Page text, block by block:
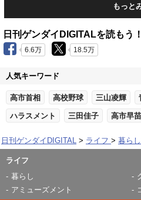
もっと
日刊ゲンダイDIGITALを読もう！
6.6万 18.5万
人気キーワード
高市首相 高校野球 三山凌輝
ハラスメント 三田佳子 高市早苗
日刊ゲンダイDIGITAL ライフ 暮ら
ライフ
暮らし
アミューズメント